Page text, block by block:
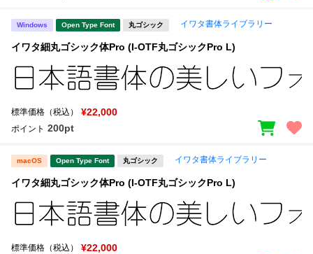
Windows Open Type Font 丸ゴシック イワタ書体ライブラリー
イワタ細丸ゴシック体Pro (I-OTF丸ゴシックPro L)
標準価格（税込） ¥22,000
ポイント 200pt
macOS Open Type Font 丸ゴシック イワタ書体ライブラリー
イワタ細丸ゴシック体Pro (I-OTF丸ゴシックPro L)
標準価格（税込） ¥22,000